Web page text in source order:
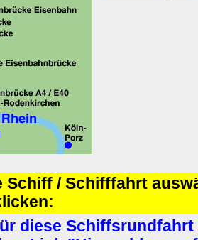
Schiff / Schifffahrt
diese